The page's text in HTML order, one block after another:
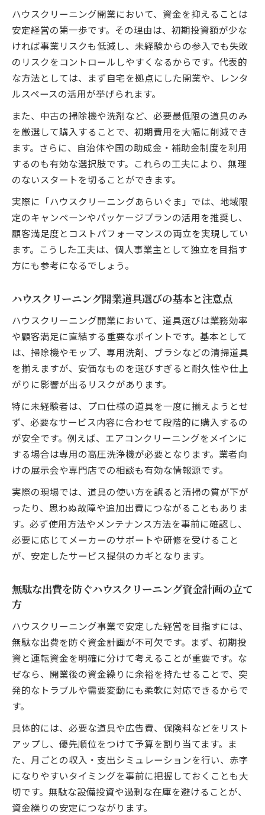
ハウスクリーニング開業において、資金を抑えることは
安定経営の第一歩です。その理由は、初期投資額が少な
ければ事業リスクも低減し、未経験からの参入でも失敗
のリスクをコントロールしやすくなるからです。代表的
な方法としては、まず自宅を拠点にした開業や、レンタ
ルスペースの活用が挙げられます。
また、中古の掃除機や洗剤など、必要最低限の道具のみ
を厳選して購入することで、初期費用を大幅に削減でき
ます。さらに、自治体や国の助成金・補助金制度を利用
するのも有効な選択肢です。これらの工夫により、無理
のないスタートを切ることができます。
実際に「ハウスクリーニングあらいぐま」では、地域限
定のキャンペーンやパッケージプランの活用を推奨し、
顧客満足度とコストパフォーマンスの両立を実現してい
ます。こうした工夫は、個人事業主として独立を目指す
方にも参考になるでしょう。
ハウスクリーニング開業道具選びの基本と注意点
ハウスクリーニング開業において、道具選びは業務効率
や顧客満足に直結する重要なポイントです。基本として
は、掃除機やモップ、専用洗剤、ブラシなどの清掃道具
を揃えますが、安価なものを選びすぎると耐久性や仕上
がりに影響が出るリスクがあります。
特に未経験者は、プロ仕様の道具を一度に揃えようとせ
ず、必要なサービス内容に合わせて段階的に購入するの
が安全です。例えば、エアコンクリーニングをメインに
する場合は専用の高圧洗浄機が必要となります。業者向
けの展示会や専門店での相談も有効な情報源です。
実際の現場では、道具の使い方を誤ると清掃の質が下が
ったり、思わぬ故障や追加出費につながることもありま
す。必ず使用方法やメンテナンス方法を事前に確認し、
必要に応じてメーカーのサポートや研修を受けること
が、安定したサービス提供のカギとなります。
無駄な出費を防ぐハウスクリーニング資金計画の立て
方
ハウスクリーニング事業で安定した経営を目指すには、
無駄な出費を防ぐ資金計画が不可欠です。まず、初期投
資と運転資金を明確に分けて考えることが重要です。な
ぜなら、開業後の資金繰りに余裕を持たせることで、突
発的なトラブルや需要変動にも柔軟に対応できるからで
す。
具体的には、必要な道具や広告費、保険料などをリスト
アップし、優先順位をつけて予算を割り当てます。ま
た、月ごとの収入・支出シミュレーションを行い、赤字
になりやすいタイミングを事前に把握しておくことも大
切です。無駄な設備投資や過剰な在庫を避けることが、
資金繰りの安定につながります。